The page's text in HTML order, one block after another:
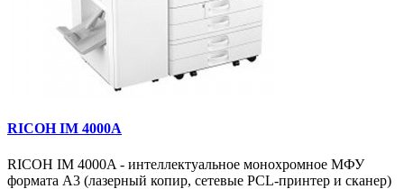
RICOH IM 4000A
RICOH IM 4000A - интеллектуальное монохромное МФУ
формата А3 (лазерный копир, сетевые PCL-принтер и сканер)